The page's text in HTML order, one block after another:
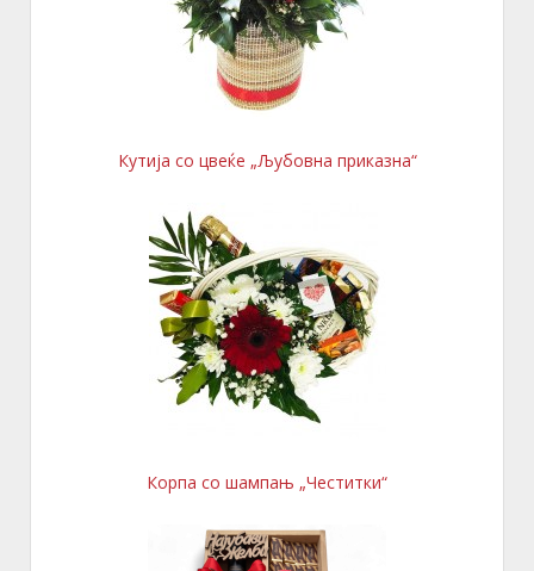
Кутија со цвеќе „Љубовна приказна“
Корпа со шампањ „Честитки“